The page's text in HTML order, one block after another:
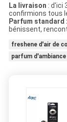
La livraison : d'ici
confirmions tous
Parfum standard :
bénissent,
freshene d'air de
parfum d'ambiance